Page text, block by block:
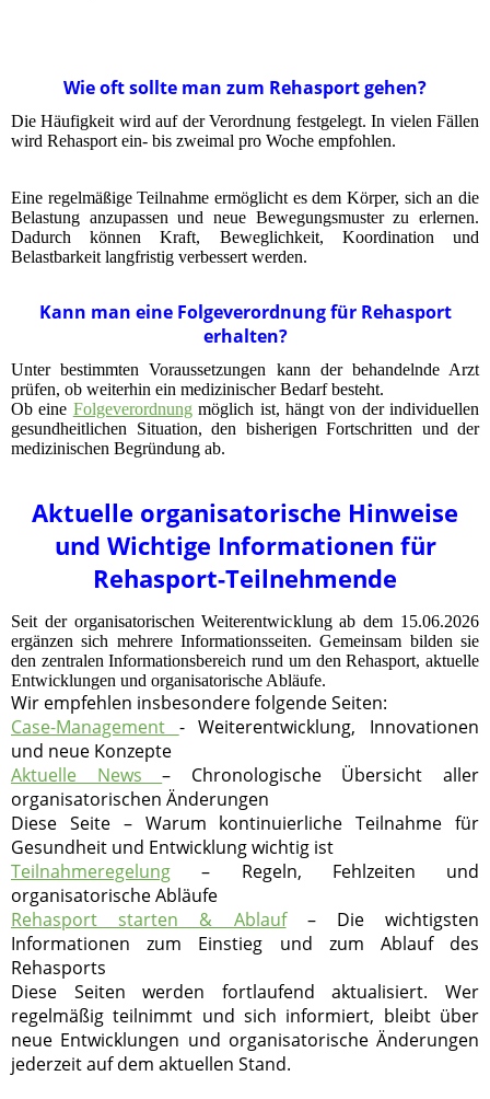
Wie oft sollte man zum Rehasport gehen?
Die Häufigkeit wird auf der Verordnung festgelegt. In vielen Fällen
wird Rehasport ein- bis zweimal pro Woche empfohlen.
Eine regelmäßige Teilnahme ermöglicht es dem Körper, sich an die
Belastung anzupassen und neue Bewegungsmuster zu erlernen.
Dadurch können Kraft, Beweglichkeit, Koordination und
Belastbarkeit langfristig verbessert werden.
Kann man eine Folgeverordnung für Rehasport
erhalten?
Unter bestimmten Voraussetzungen kann der behandelnde Arzt
prüfen, ob weiterhin ein medizinischer Bedarf besteht.
Ob eine Folgeverordnungmöglich ist, hängt von der individuellen
gesundheitlichen Situation, den bisherigen Fortschritten und der
medizinischen Begründung ab.
Aktuelle organisatorische Hinweise
und Wichtige Informationen für
Rehasport-Teilnehmende
Seit der organisatorischen Weiterentwicklung ab dem 15.06.2026
ergänzen sich mehrere Informationsseiten. Gemeinsam bilden sie
den zentralen Informationsbereich rund um den Rehasport, aktuelle
Entwicklungen und organisatorische Abläufe.
Wir empfehlen insbesondere folgende Seiten:
Case-Management - Weiterentwicklung, Innovationen
und neue Konzepte
Aktuelle News– Chronologische Übersicht aller
organisatorischen Änderungen
Diese Seite – Warum kontinuierliche Teilnahme für
Gesundheit und Entwicklung wichtig ist
Teilnahmeregelung – Regeln, Fehlzeiten und
organisatorische Abläufe
Rehasport starten & Ablauf– Die wichtigsten
Informationen zum Einstieg und zum Ablauf des
Rehasports
Diese Seiten werden fortlaufend aktualisiert. Wer
regelmäßig teilnimmt und sich informiert, bleibt über
neue Entwicklungen und organisatorische Änderungen
jederzeit auf dem aktuellen Stand.